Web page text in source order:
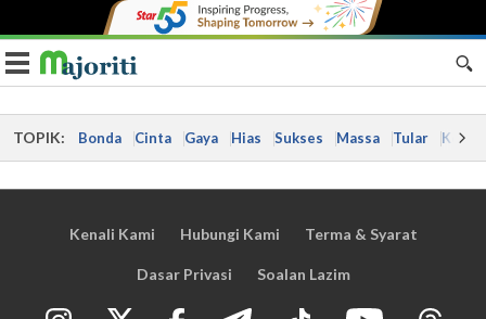
Toggle navigation
TOPIK: Bonda Cinta Gaya Hias Sukses Massa Tular Kes
Kenali Kami Hubungi Kami Terma & Syarat
Dasar Privasi Soalan Lazim